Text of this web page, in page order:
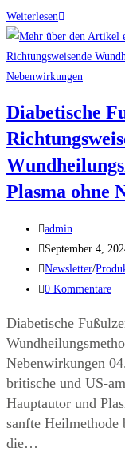
Weiterlesen
Diabetische
Plasma ohne
admin
September 4,
Newsletter/
0 Kommentare
Diabetische
Nebenwirkungen
britische und US-
Hauptautor und
sanfte Heilmethode
die…